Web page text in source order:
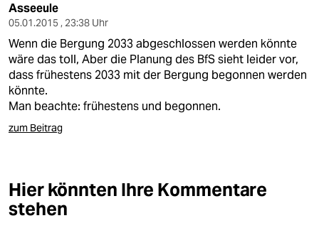
sport
berlin
nord
wahrheit
veranstaltungen
Asseeule
05.01.2015 , 23:38 Uhr
Wenn die Bergung 2033 abgeschlossen werden könnte
wäre das toll, Aber die Planung des BfS sieht leider vor,
dass frühestens 2033 mit der Bergung begonnen werden
könnte.
Man beachte: frühestens und begonnen.
zum Beitrag
Hier könnten Ihre Kommentare
stehen